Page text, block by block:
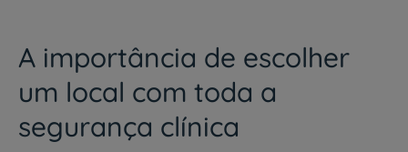
A importância de escolher
um local com toda a
segurança clínica